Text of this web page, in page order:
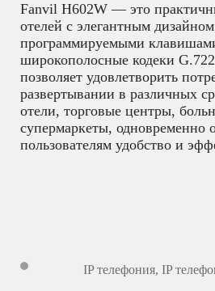
Fanvil H602W — это
отелей с элегантным
программируемыми
широкополосные кодеки
позволяет удовлетворить
развертывании в различных
отели, торговые центры,
супермаркеты, одновременно
пользователям удобство и
IP телефония, IP